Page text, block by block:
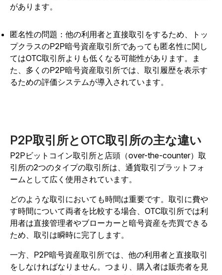
があります。
匿名性の問題：他の利用者と直接取引をするため、トッ
プクラスのP2P暗号資産取引所であっても匿名性に関し
てはOTC取引所よりも低くなる可能性があります。ま
た、多くのP2P暗号資産取引所では、取引履歴を表示す
るための評価システムが導入されています。
P2P取引所とOTC取引所の主な違い
P2Pビットコイン取引所と店頭（over-the-counter）取
引所の2つのタイプの取引所は、通貨取引プラットフォ
ームとして広く使用されています。
どのような取引においても時間は重要です。取引に費や
す時間について両者を比較する場合、OTC取引所では利
用者は直接管理者やブローカーと暗号資産を売買できる
ため、取引は瞬時に完了します。
一方、P2P暗号資産取引所では、他の利用者と直接取引
をしなければなりません。つまり、購入者は販売者を見